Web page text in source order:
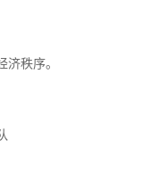
秩序。